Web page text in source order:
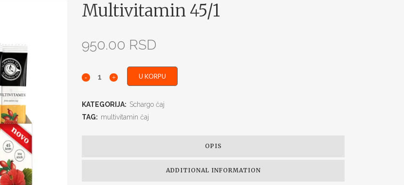
Multivitamin 45/1
950.00 RSD
U KORPU
KATEGORIJA: Schargo čaj
TAG: multivitamin čaj
OPIS
ADDITIONAL INFORMATION